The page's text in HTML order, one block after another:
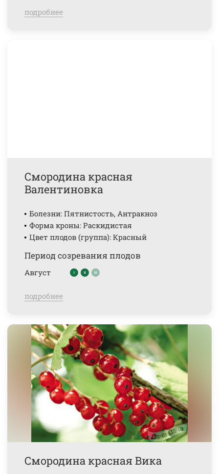
подробнее
Смородина красная
Валентиновка
Болезни: Пятнистость, Антракноз
Форма кроны: Раскидистая
Цвет плодов (группа): Красный
Период созревания плодов
Август
подробнее
Смородина красная Вика